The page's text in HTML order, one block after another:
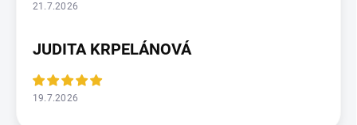
21.7.2026
JUDITA KRPELÁNOVÁ
19.7.2026